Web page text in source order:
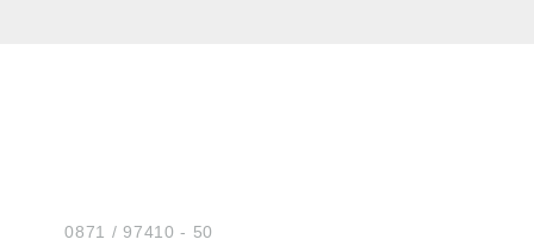
Tel.:0871 / 97410 - 50